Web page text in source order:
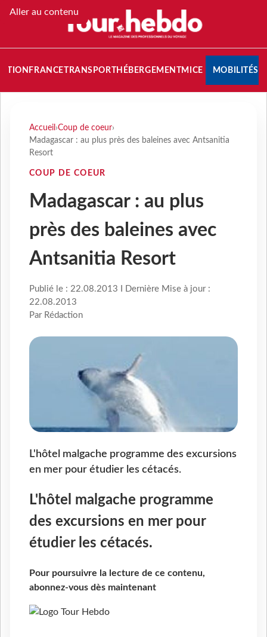
Aller au contenu
FRANCETRANSPORT HÉBERGEMENTMICE MOBILITÉS
Accueil ›Coup de coeur›
Madagascar : au plus près des baleines avec Antsanitia
Resort
COUP DE COEUR
Madagascar : au plus
près des baleines avec
Antsanitia Resort
Publié le : 22.08.2013 I Dernière Mise à jour :
22.08.2013
Par Rédaction
L'hôtel malgache programme des excursions
en mer pour étudier les cétacés.
L'hôtel malgache programme
des excursions en mer pour
étudier les cétacés.
Pour poursuivre la lecture de ce contenu,
abonnez-vous dès maintenant